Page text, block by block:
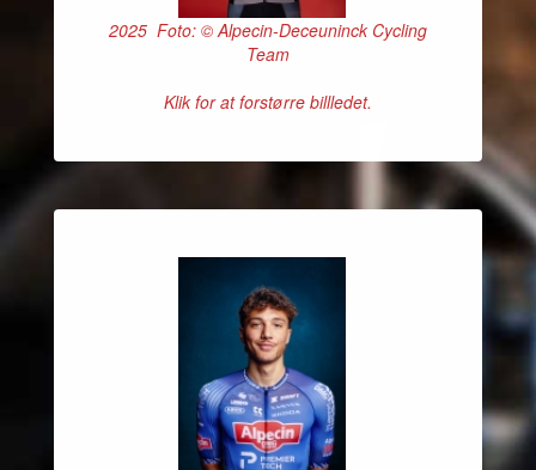
2025 Foto: © Alpecin-Deceuninck Cycling
Team
Klik for at forstørre billledet.